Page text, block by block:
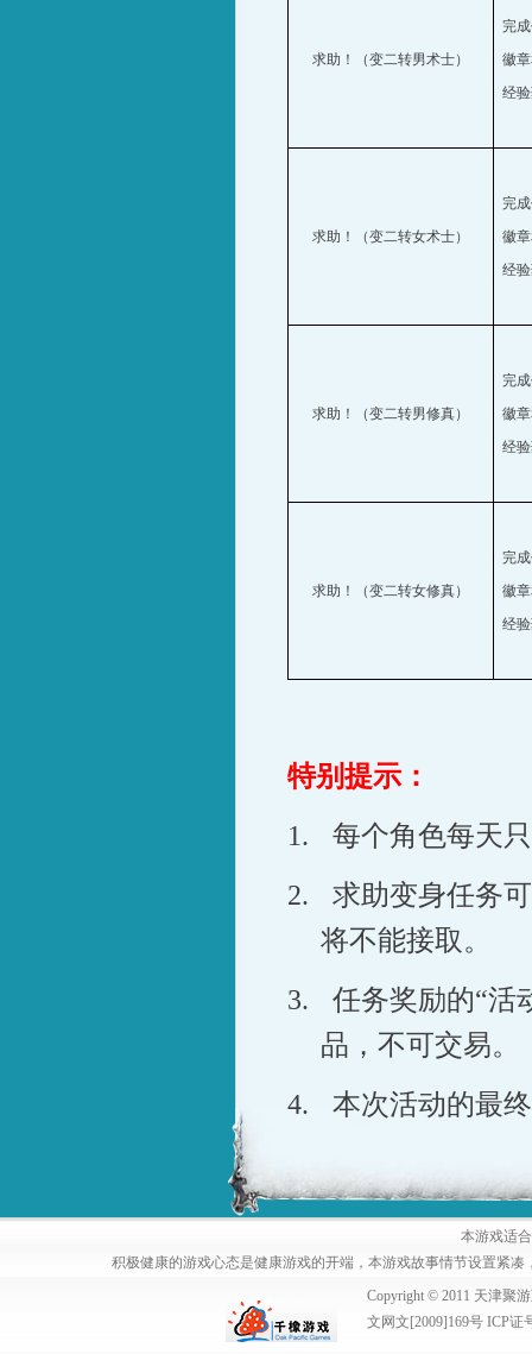
求助！（变二转男术士）
完
徽
经
求助！（变二转女术士）
完
徽
经
求助！（变二转男修真）
完
徽
经
求助！（变二转女修真）
完
徽
经
特别提示：
1.
每个角色每天
2.
求助变身任务
将不能接取。
3.
任务奖励的“活
品，不可交易。
4.
本次活动的最
本游戏适
积极健康的游戏心态是健康游戏的开端，本游戏故事情节设置紧
Copyright © 2011 天津聚
文网文[2009]169号 ICP证